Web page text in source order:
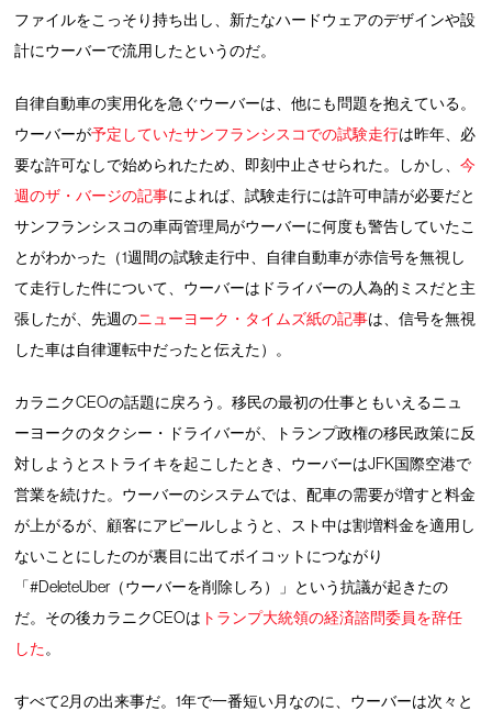
ファイルをこっそり持ち出し、新たなハードウェアのデザインや設
計にウーバーで流用したというのだ。
自律自動車の実用化を急ぐウーバーは、他にも問題を抱えている。
ウーバーが予定していたサンフランシスコでの試験走行は昨年、必
要な許可なしで始められたため、即刻中止させられた。しかし、今
週のザ・バージの記事によれば、試験走行には許可申請が必要だと
サンフランシスコの車両管理局がウーバーに何度も警告していたこ
とがわかった（1週間の試験走行中、自律自動車が赤信号を無視し
て走行した件について、ウーバーはドライバーの人為的ミスだと主
張したが、先週のニューヨーク・タイムズ紙の記事は、信号を無視
した車は自律運転中だったと伝えた）。
カラニクCEOの話題に戻ろう。移民の最初の仕事ともいえるニュ
ーヨークのタクシー・ドライバーが、トランプ政権の移民政策に反
対しようとストライキを起こしたとき、ウーバーはJFK国際空港で
営業を続けた。ウーバーのシステムでは、配車の需要が増すと料金
が上がるが、顧客にアピールしようと、スト中は割増料金を適用し
ないことにしたのが裏目に出てボイコットにつながり
「#DeleteUber（ウーバーを削除しろ）」という抗議が起きたの
だ。その後カラニクCEOは トランプ大統領の経済諮問委員を辞任
した。
すべて2月の出来事だ。1年で一番短い月なのに、ウーバーは次々と